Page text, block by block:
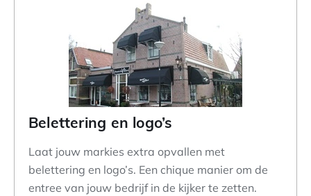
Belettering en logo’s
Laat jouw markies extra opvallen met
belettering en logo’s. Een chique manier om de
entree van jouw bedrijf in de kijker te zetten.